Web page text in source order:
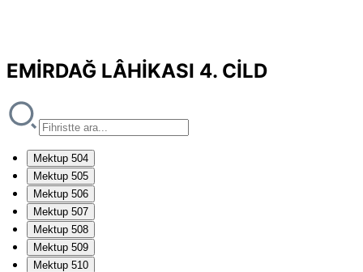
EMİRDAĞ LÂHİKASI 4. CİLD
Mektup 504
Mektup 505
Mektup 506
Mektup 507
Mektup 508
Mektup 509
Mektup 510